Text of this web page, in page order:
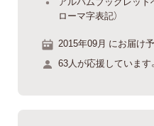
ローマ字表記）
2015年09月 にお届け予
63人が応援しています。